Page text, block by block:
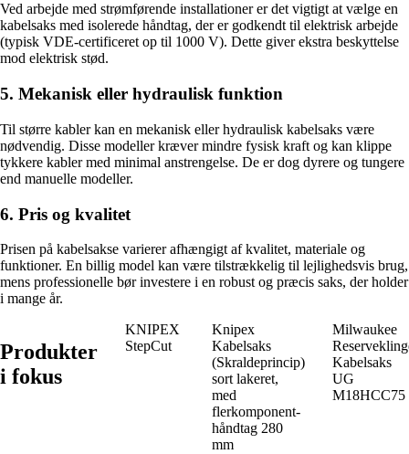
Ved arbejde med strømførende installationer er det vigtigt at vælge en
kabelsaks med isolerede håndtag, der er godkendt til elektrisk arbejde
(typisk VDE-certificeret op til 1000 V). Dette giver ekstra beskyttelse
mod elektrisk stød.
5. Mekanisk eller hydraulisk funktion
Til større kabler kan en mekanisk eller hydraulisk kabelsaks være
nødvendig. Disse modeller kræver mindre fysisk kraft og kan klippe
tykkere kabler med minimal anstrengelse. De er dog dyrere og tungere
end manuelle modeller.
6. Pris og kvalitet
Prisen på kabelsakse varierer afhængigt af kvalitet, materiale og
funktioner. En billig model kan være tilstrækkelig til lejlighedsvis brug,
mens professionelle bør investere i en robust og præcis saks, der holder
i mange år.
Produkter
i fokus
KNIPEX
StepCut
Knipex
Kabelsaks
(Skraldeprincip)
sort lakeret,
med
flerkomponent-
håndtag 280
mm
Milwaukee
Kabelsaks
UG
M18HCC75